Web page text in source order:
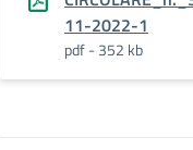
11-2022-1
pdf - 352 kb